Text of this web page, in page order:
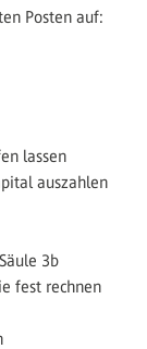
Posten auf:
lassen
auszahlen
3b
fest rechnen